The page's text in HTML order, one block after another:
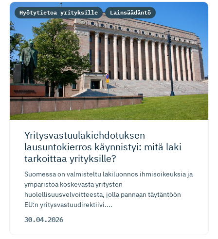
Yritysvas­tuu­la­kieh­do­tuksen
lausuntokierros käynnistyi: mitä laki
tarkoittaa yrityksille?
Suomessa on valmisteltu lakiluonnos ihmisoikeuksia ja
ympäristöä koskevasta yritysten
huolellisuusvelvoitteesta, jolla pannaan täytäntöön
EU:n yritysvastuudirektiivi....
30.04.2026
Hyötytietoa yrityksille Lainsäädäntö